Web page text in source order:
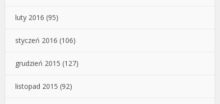
luty 2016 (95)
styczeń 2016 (106)
grudzień 2015 (127)
listopad 2015 (92)